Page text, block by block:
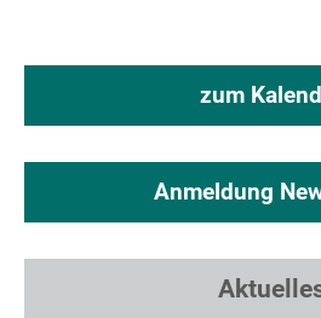
zum
Anmeldung